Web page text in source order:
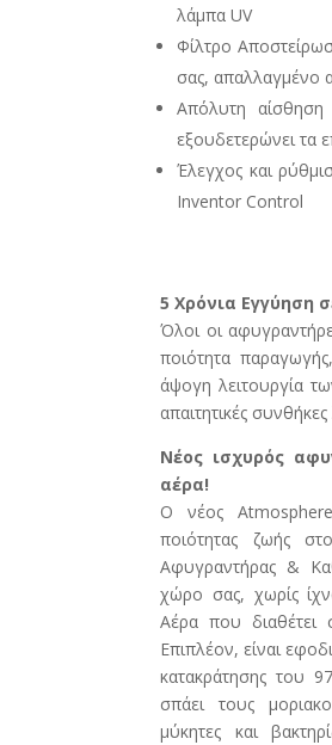
λάμπα UV
Φίλτρο
σας, απαλλαγμένο
Απόλυτη
εξουδετερώνει τα
Έλεγχος και
Inventor Control
5 Χρόνια Εγγύηση
Όλοι οι
ποιότητα
άψογη λειτουργία
απαιτητικές συνθήκες
Νέος ισχυρός
αέρα!
Ο νέος Atmosphere
ποιότητας ζωής
Αφυγραντήρας &
χώρο σας, χωρίς
Αέρα που
Επιπλέον, είναι
κατακράτησης του
σπάει τους
μύκητες και